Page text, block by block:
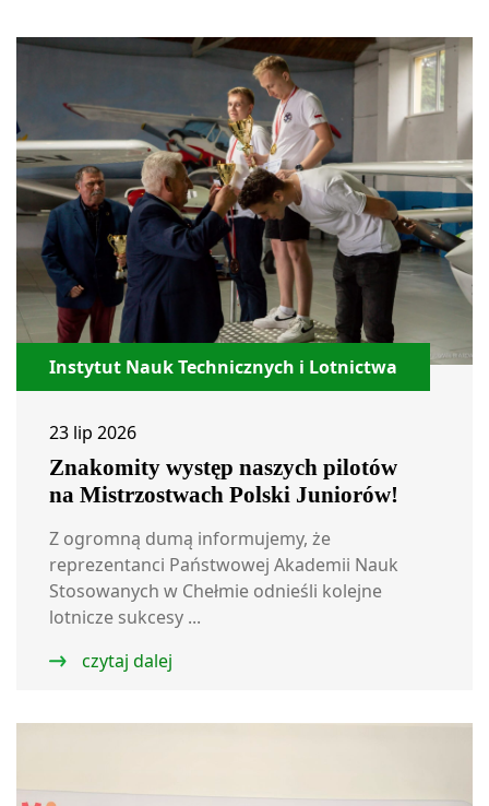
Instytut Nauk Technicznych i Lotnictwa
23 lip 2026
Znakomity występ naszych pilotów
na Mistrzostwach Polski Juniorów!
Z ogromną dumą informujemy, że
reprezentanci Państwowej Akademii Nauk
Stosowanych w Chełmie odnieśli kolejne
lotnicze sukcesy ...
czytaj dalej